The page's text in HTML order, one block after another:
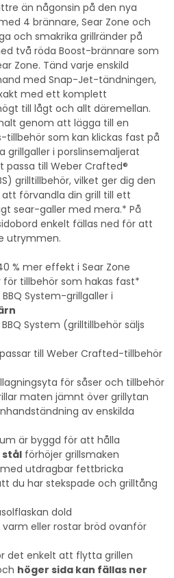
än någonsin på den nya
4 brännare, Sear Zone och
och smakrika grillränder på
två röda Boost-brännare som
Zone. Tänd varje enskild
med Snap-Jet-tändningen,
med ett komplett
till lågt och allt däremellan.
genom att lägga till en
tillbehör som kan klickas fast på
grillgaller i porslinsemaljerat
till Weber Crafted®
grilltillbehör, vilket ger dig den
förvandla din grill till ett
sear-galler med mera.* På
enkelt fällas ned för att
utrymmen.
% mer effekt i Sear Zone
för tillbehör som hakas fast*
System-grillgaller i
System (grilltillbehör säljs
till Weber Crafted-tillbehör
för såser och tillbehör
maten jämnt över grillytan
av enskilda
är byggd för att hålla
förhöjer grillsmaken
utdragbar fettbricka
du har stekspade och grilltång
dold
varm eller rostar bröd ovanför
det enkelt att flytta grillen
höger sida kan fällas ner